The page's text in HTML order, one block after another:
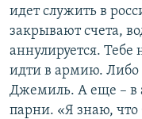
идет служить в
закрывают счета,
аннулируется. Тебе
идти в армию. Либо
Джемиль. А еще – в
парни. «Я знаю, что